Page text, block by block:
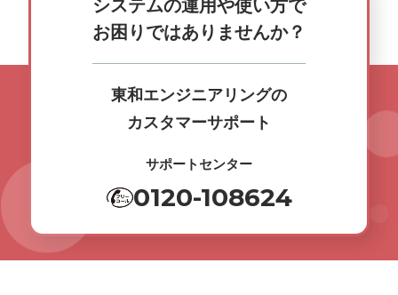
システムの運用や使い方で
お困りではありませんか？
東和エンジニアリングの
カスタマーサポート
サポートセンター
0120-108624